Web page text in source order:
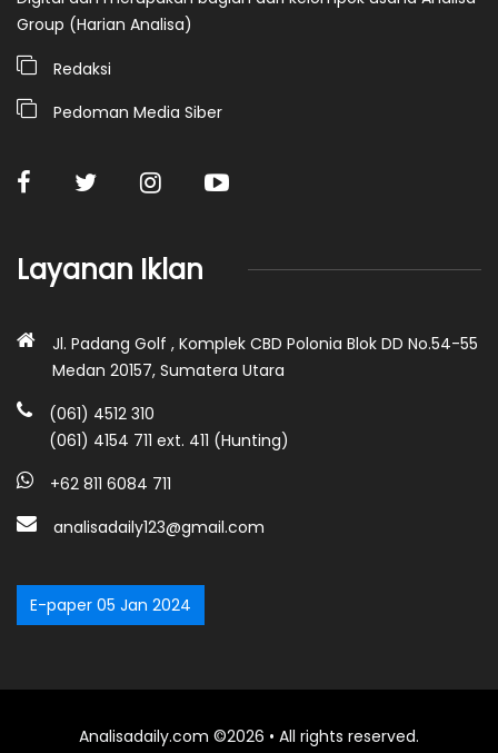
Group (Harian Analisa)
Redaksi
Pedoman Media Siber
Layanan Iklan
Jl. Padang Golf , Komplek CBD Polonia Blok DD No.54-55
Medan 20157, Sumatera Utara
(061) 4512 310
(061) 4154 711 ext. 411 (Hunting)
+62 811 6084 711
analisadaily123@gmail.com
E-paper 05 Jan 2024
Analisadaily.com ©2026 • All rights reserved.